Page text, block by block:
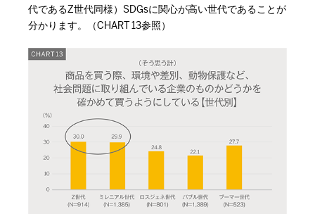
代であるZ世代同様）SDGsに関心が高い世代であることが
分かります。（CHART 13参照）